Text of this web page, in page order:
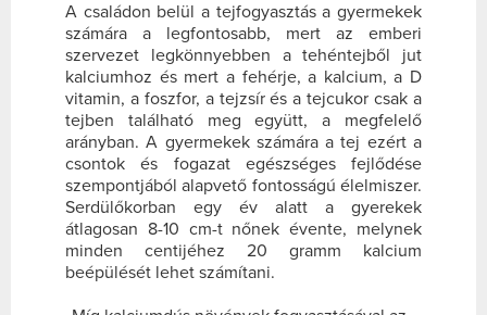
A családon belül a tejfogyasztás a gyermekek
számára a legfontosabb, mert az emberi
szervezet legkönnyebben a tehéntejből jut
kalciumhoz és mert a fehérje, a kalcium, a D
vitamin, a foszfor, a tejzsír és a tejcukor csak a
tejben található meg együtt, a megfelelő
arányban. A gyermekek számára a tej ezért a
csontok és fogazat egészséges fejlődése
szempontjából alapvető fontosságú élelmiszer.
Serdülőkorban egy év alatt a gyerekek
átlagosan 8-10 cm-t nőnek évente, melynek
minden centijéhez 20 gramm kalcium
beépülését lehet számítani.